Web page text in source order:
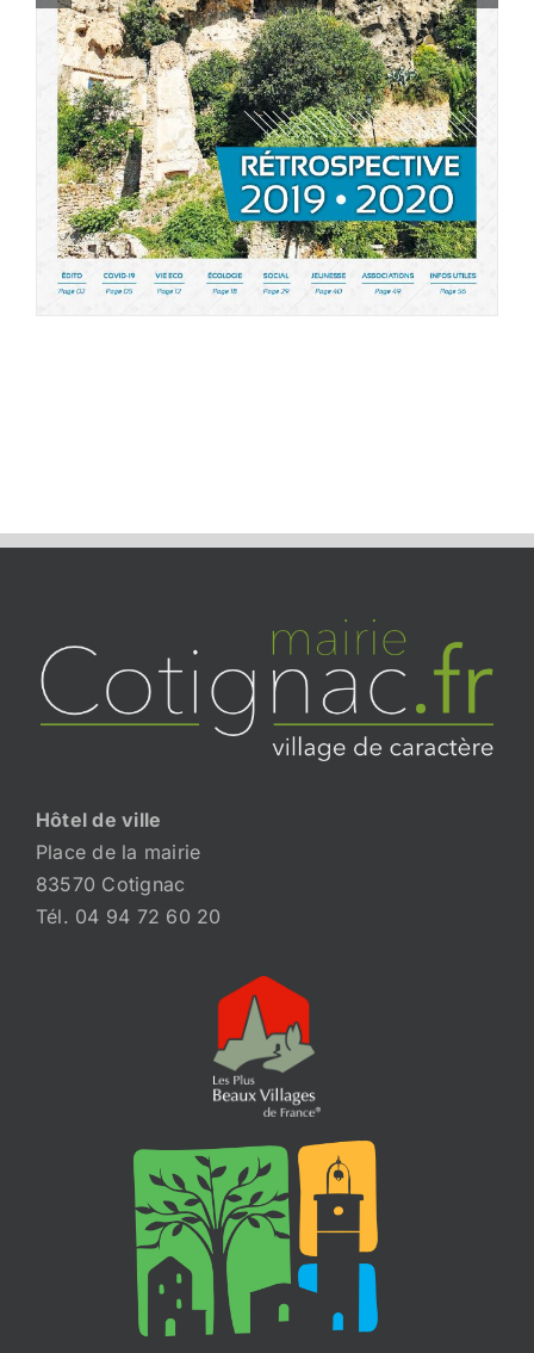
Hôtel de ville
Place de la mairie
83570 Cotignac
Tél. 04 94 72 60 20